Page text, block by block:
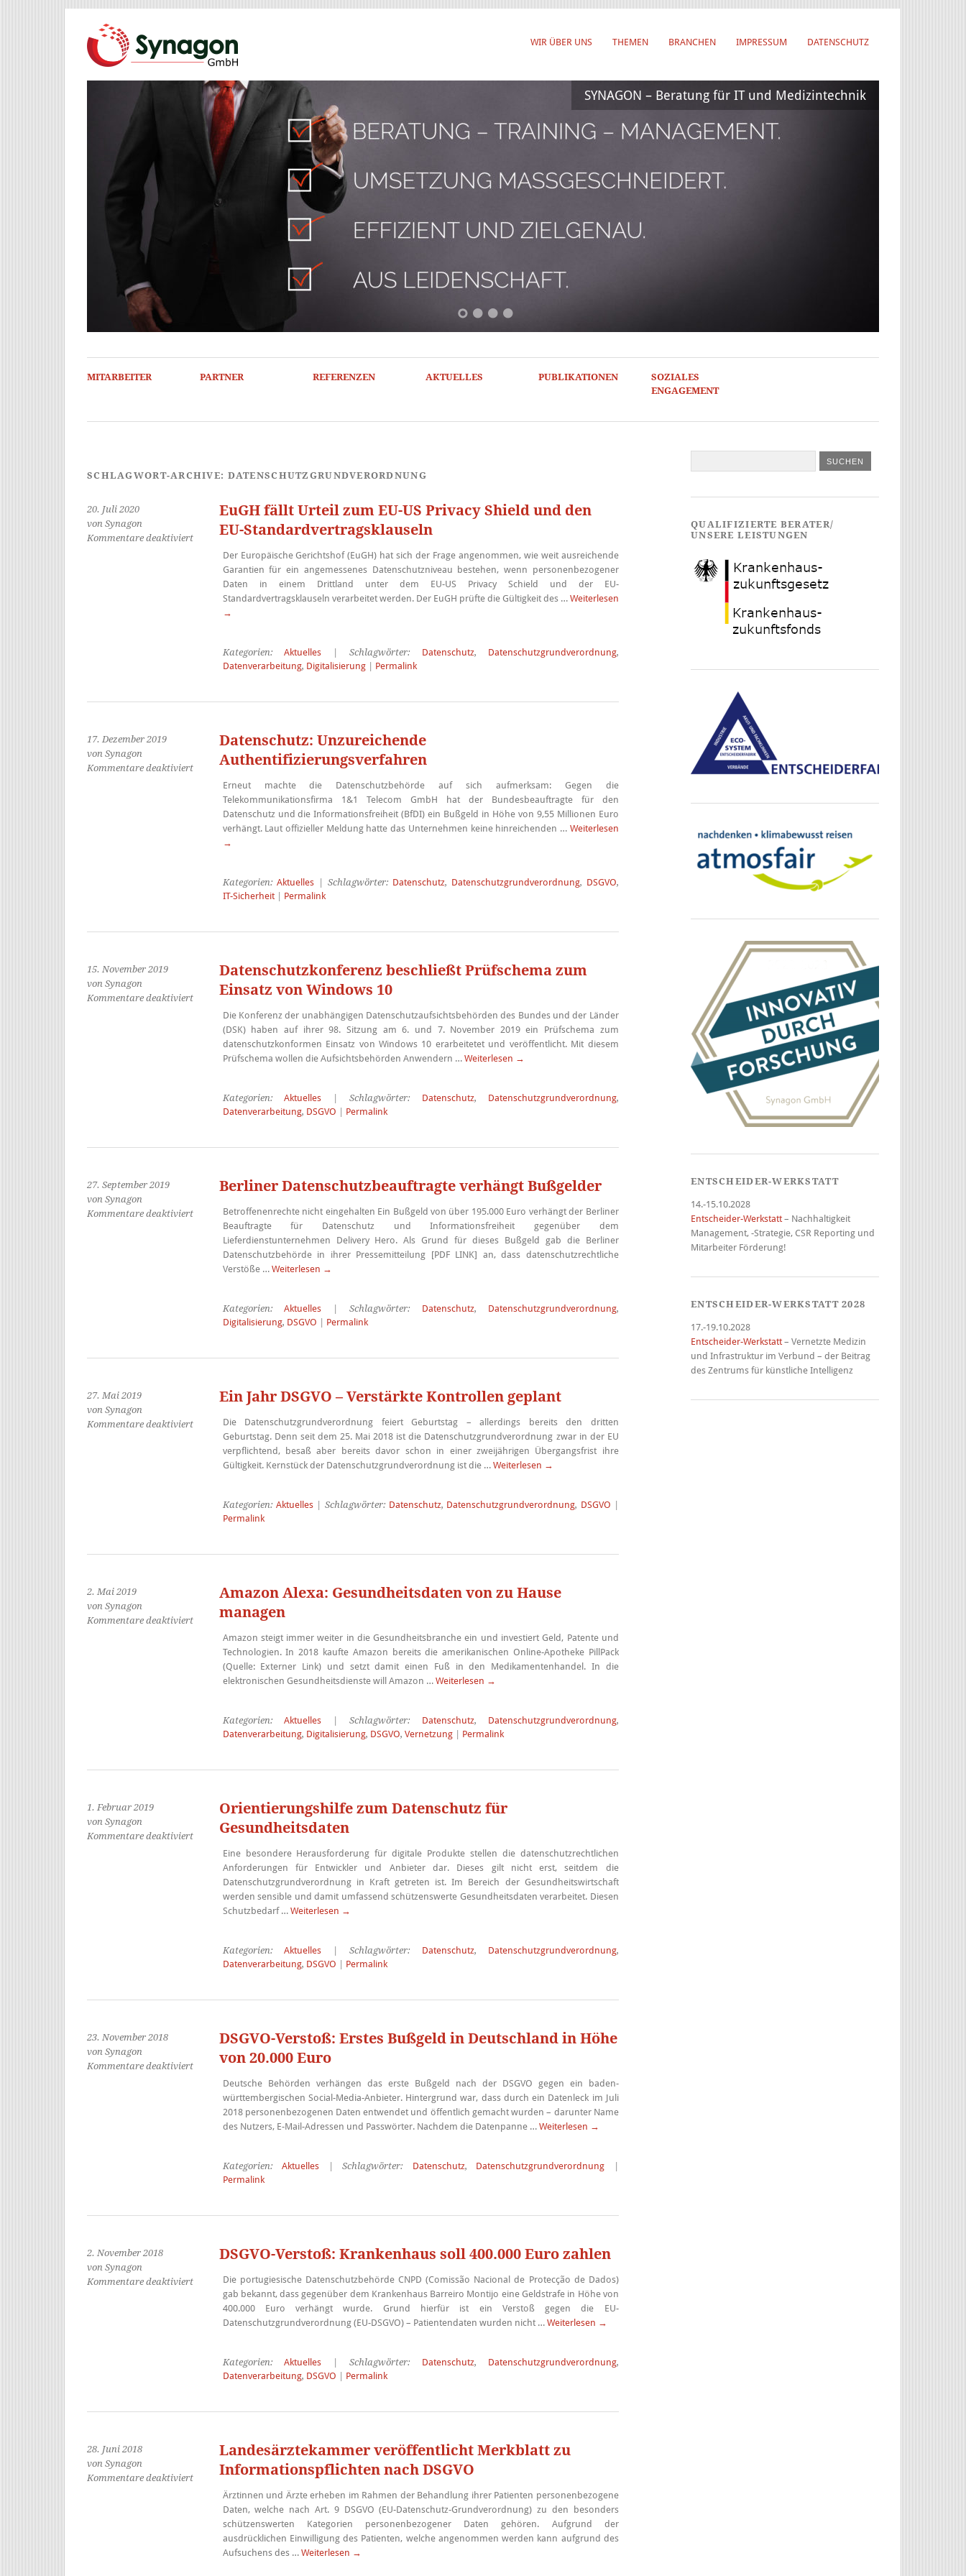
WIR ÜBER UNS THEMEN BRANCHEN IMPRESSUM DATENSCHUTZ
SYNAGON – Beratung für IT und Medizintechnik
MITARBEITER PARTNER REFERENZEN AKTUELLES PUBLIKATIONEN
SOZIALES
ENGAGEMENT
SCHLAGWORT-ARCHIVE: DATENSCHUTZGRUNDVERORDNUNG
20. Juli 2020
von Synagon
Kommentare deaktiviertfür
EuGH fällt Urteil zum EU-US Privacy Shield und den
EU-Standardvertragsklauseln
Der Europäische Gerichtshof (EuGH) hat sich der Frage angenommen, wie weit ausreichende
Garantien für ein angemessenes Datenschutzniveau bestehen, wenn personenbezogener
Daten in einem Drittland unter dem EU-US Privacy Schield und der EU-
Standardvertragsklauseln verarbeitet werden. Der EuGH prüfte die Gültigkeit des … Weiterlesen
→
Kategorien:Aktuelles | Schlagwörter: Datenschutz, Datenschutzgrundverordnung,
Datenverarbeitung, Digitalisierung| Permalink
17. Dezember 2019
von Synagon
Kommentare deaktiviertfür
Datenschutz:
Unzureichende
Authentifizierungsverfahren
Datenschutz: Unzureichende
Authentifizierungsverfahren
Erneut machte die Datenschutzbehörde auf sich aufmerksam: Gegen die
Telekommunikationsfirma 1&1 Telecom GmbH hat der Bundesbeauftragte für den
Datenschutz und die Informationsfreiheit (BfDI) ein Bußgeld in Höhe von 9,55 Millionen Euro
verhängt. Laut offizieller Meldung hatte das Unternehmen keine hinreichenden … Weiterlesen
→
Kategorien:Aktuelles | Schlagwörter: Datenschutz, Datenschutzgrundverordnung, DSGVO,
IT-Sicherheit| Permalink
15. November 2019
von Synagon
Kommentare deaktiviertfür
Datenschutzkonferenz
beschließt
Prüfschema
Windows
Datenschutzkonferenz beschließt Prüfschema zum
Einsatz von Windows 10
Die Konferenz der unabhängigen Datenschutzaufsichtsbehörden des Bundes und der Länder
(DSK) haben auf ihrer 98. Sitzung am 6. und 7. November 2019 ein Prüfschema zum
datenschutzkonformen Einsatz von Windows 10 erarbeitetet und veröffentlicht. Mit diesem
Prüfschema wollen die Aufsichtsbehörden Anwendern … Weiterlesen →
Kategorien:Aktuelles | Schlagwörter: Datenschutz, Datenschutzgrundverordnung,
Datenverarbeitung, DSGVO Permalink
27. September 2019
von Synagon
Kommentare deaktiviertfür
Berliner
Datenschutzbeauftragte
verhängt
Bußgelder
Berliner Datenschutzbeauftragte verhängt Bußgelder
Betroffenenrechte nicht eingehalten Ein Bußgeld von über 195.000 Euro verhängt der Berliner
Beauftragte für Datenschutz und Informationsfreiheit gegenüber dem
Lieferdienstunternehmen Delivery Hero. Als Grund für dieses Bußgeld gab die Berliner
Datenschutzbehörde in ihrer Pressemitteilung [PDF LINK] an, dass datenschutzrechtliche
Verstöße … Weiterlesen →
Kategorien:Aktuelles | Schlagwörter: Datenschutz, Datenschutzgrundverordnung,
Digitalisierung, DSGVO Permalink
27. Mai 2019
von Synagon
Kommentare deaktiviertfür
DSGVO
Kontrollen
geplant
Ein Jahr DSGVO – Verstärkte Kontrollen geplant
Die Datenschutzgrundverordnung feiert Geburtstag – allerdings bereits den dritten
Geburtstag. Denn seit dem 25. Mai 2018 ist die Datenschutzgrundverordnung zwar in der EU
verpflichtend, besaß aber bereits davor schon in einer zweijährigen Übergangsfrist ihre
Gültigkeit. Kernstück der Datenschutzgrundverordnung ist die … Weiterlesen →
Kategorien: Aktuelles| Schlagwörter: Datenschutz, Datenschutzgrundverordnung, DSGVO
Permalink
2. Mai 2019
von Synagon
Kommentare deaktiviertfür
Amazon
Gesundheitsdaten
managen
Amazon Alexa: Gesundheitsdaten von zu Hause
managen
Amazon steigt immer weiter in die Gesundheitsbranche ein und investiert Geld, Patente und
Technologien. In 2018 kaufte Amazon bereits die amerikanischen Online-Apotheke PillPack
(Quelle: Externer Link) und setzt damit einen Fuß in den Medikamentenhandel. In die
elektronischen Gesundheitsdienste will Amazon … Weiterlesen →
Kategorien:Aktuelles | Schlagwörter: Datenschutz, Datenschutzgrundverordnung,
Datenverarbeitung, Digitalisierung, DSGVO, Vernetzung| Permalink
1. Februar 2019
von Synagon
Kommentare deaktiviertfür
Orientierungshilfe
Datenschutz
Gesundheitsdaten
Orientierungshilfe zum Datenschutz für
Gesundheitsdaten
Eine besondere Herausforderung für digitale Produkte stellen die datenschutzrechtlichen
Anforderungen für Entwickler und Anbieter dar. Dieses gilt nicht erst, seitdem die
Datenschutzgrundverordnung in Kraft getreten ist. Im Bereich der Gesundheitswirtschaft
werden sensible und damit umfassend schützenswerte Gesundheitsdaten verarbeitet. Diesen
Schutzbedarf … Weiterlesen →
Kategorien:Aktuelles | Schlagwörter: Datenschutz, Datenschutzgrundverordnung,
Datenverarbeitung, DSGVO Permalink
23. November 2018
von Synagon
Kommentare deaktiviertfür
DSGVO-
Verstoß:
Bußgeld
DSGVO-Verstoß: Erstes Bußgeld in Deutschland in Höhe
von 20.000 Euro
Deutsche Behörden verhängen das erste Bußgeld nach der DSGVO gegen ein baden-
württembergischen Social-Media-Anbieter. Hintergrund war, dass durch ein Datenleck im Juli
2018 personenbezogenen Daten entwendet und öffentlich gemacht wurden – darunter Name
des Nutzers, E-Mail-Adressen und Passwörter. Nachdem die Datenpanne … Weiterlesen →
Kategorien:Aktuelles | Schlagwörter: Datenschutz, Datenschutzgrundverordnung
Permalink
2. November 2018
von Synagon
Kommentare deaktiviertfür
DSGVO-
Verstoß:
Krankenhaus
zahlen
DSGVO-Verstoß: Krankenhaus soll 400.000 Euro zahlen
Die portugiesische Datenschutzbehörde CNPD (Comissão Nacional de Protecção de Dados)
gab bekannt, dass gegenüber dem Krankenhaus Barreiro Montijo eine Geldstrafe in Höhe von
400.000 Euro verhängt wurde. Grund hierfür ist ein Verstoß gegen die EU-
Datenschutzgrundverordnung (EU-DSGVO) – Patientendaten wurden nicht … Weiterlesen →
Kategorien:Aktuelles | Schlagwörter: Datenschutz, Datenschutzgrundverordnung,
Datenverarbeitung, DSGVO Permalink
28. Juni 2018
von Synagon
Kommentare deaktiviertfür
Landesärztekammer
veröffentlicht
Merkblatt
Informationspflichten
Landesärztekammer veröffentlicht Merkblatt zu
Informationspflichten nach DSGVO
Ärztinnen und Ärzte erheben im Rahmen der Behandlung ihrer Patienten personenbezogene
Daten, welche nach Art. 9 DSGVO (EU-Datenschutz-Grundverordnung) zu den besonders
schützenswerten Kategorien personenbezogener Daten gehören. Aufgrund der
ausdrücklichen Einwilligung des Patienten, welche angenommen werden kann aufgrund des
Aufsuchens des … Weiterlesen →
QUALIFIZIERTE BERATER/
UNSERE LEISTUNGEN
ENTSCHEIDER-WERKSTATT
14.-15.10.2028
Entscheider-Werkstatt– Nachhaltigkeit
Management, -Strategie, CSR Reporting und
Mitarbeiter Förderung!
ENTSCHEIDER-WERKSTATT 2028
17.-19.10.2028
Entscheider-Werkstatt– Vernetzte Medizin
und Infrastruktur im Verbund – der Beitrag
des Zentrums für künstliche Intelligenz